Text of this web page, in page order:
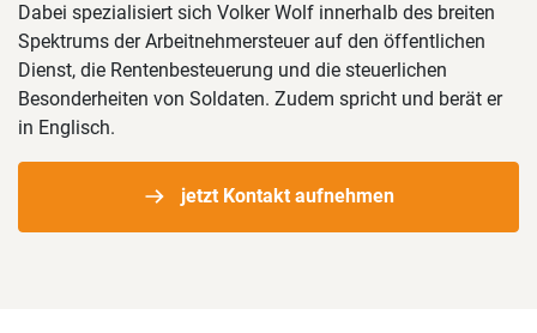
Dabei spezialisiert sich Volker Wolf innerhalb des breiten
Spektrums der Arbeitnehmersteuer auf den öffentlichen
Dienst, die Rentenbesteuerung und die steuerlichen
Besonderheiten von Soldaten. Zudem spricht und berät er
in Englisch.
jetzt Kontakt aufnehmen